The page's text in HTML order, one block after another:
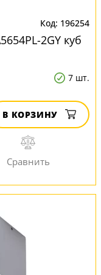
196254
2GY куб
7 шт.
В КОРЗИНУ